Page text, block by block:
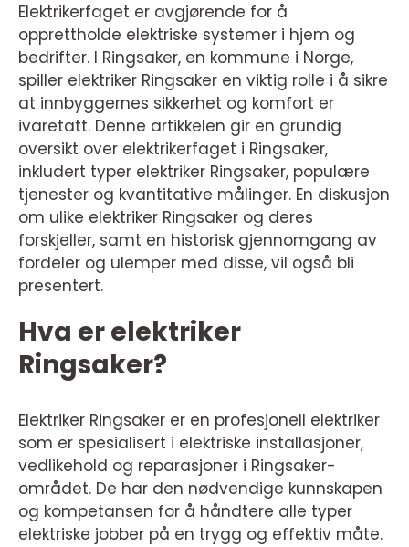
Elektrikerfaget er avgjørende for å
opprettholde elektriske systemer i hjem og
bedrifter. I Ringsaker, en kommune i Norge,
spiller elektriker Ringsaker en viktig rolle i å sikre
at innbyggernes sikkerhet og komfort er
ivaretatt. Denne artikkelen gir en grundig
oversikt over elektrikerfaget i Ringsaker,
inkludert typer elektriker Ringsaker, populære
tjenester og kvantitative målinger. En diskusjon
om ulike elektriker Ringsaker og deres
forskjeller, samt en historisk gjennomgang av
fordeler og ulemper med disse, vil også bli
presentert.
Hva er elektriker
Ringsaker?
Elektriker Ringsaker er en profesjonell elektriker
som er spesialisert i elektriske installasjoner,
vedlikehold og reparasjoner i Ringsaker-
området. De har den nødvendige kunnskapen
og kompetansen for å håndtere alle typer
elektriske jobber på en trygg og effektiv måte.